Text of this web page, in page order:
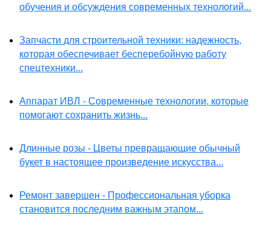
обучения и обсуждения современных технологий...
Запчасти для строительной техники: надежность,
которая обеспечивает бесперебойную работу
спецтехники...
Аппарат ИВЛ - Современные технологии, которые
помогают сохранить жизнь...
Длинные розы - Цветы превращающие обычный
букет в настоящее произведение искусства...
Ремонт завершен - Профессиональная уборка
становится последним важным этапом...